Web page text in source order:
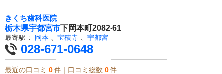
きくち歯科医院
栃木県宇都宮市下岡本町2082-61
最寄駅： 岡本 、 宝積寺 、 宇都宮
028-671-0648
最近の口コミ 0 件｜口コミ総数 0 件